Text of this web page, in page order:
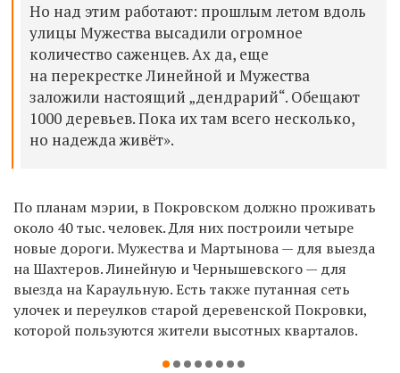
Но над этим работают: прошлым летом вдоль
улицы Мужества высадили огромное
количество саженцев. Ах да, еще
на перекрестке Линейной и Мужества
заложили настоящий „дендрарий“. Обещают
1000 деревьев. Пока их там всего несколько,
но надежда живёт».
По планам мэрии, в Покровском должно проживать
около 40 тыс. человек. Для них построили четыре
новые дороги. Мужества и Мартынова — для выезда
на Шахтеров. Линейную и Чернышевского — для
выезда на Караульную. Есть также путанная сеть
улочек и переулков старой деревенской Покровки,
которой пользуются жители высотных кварталов.